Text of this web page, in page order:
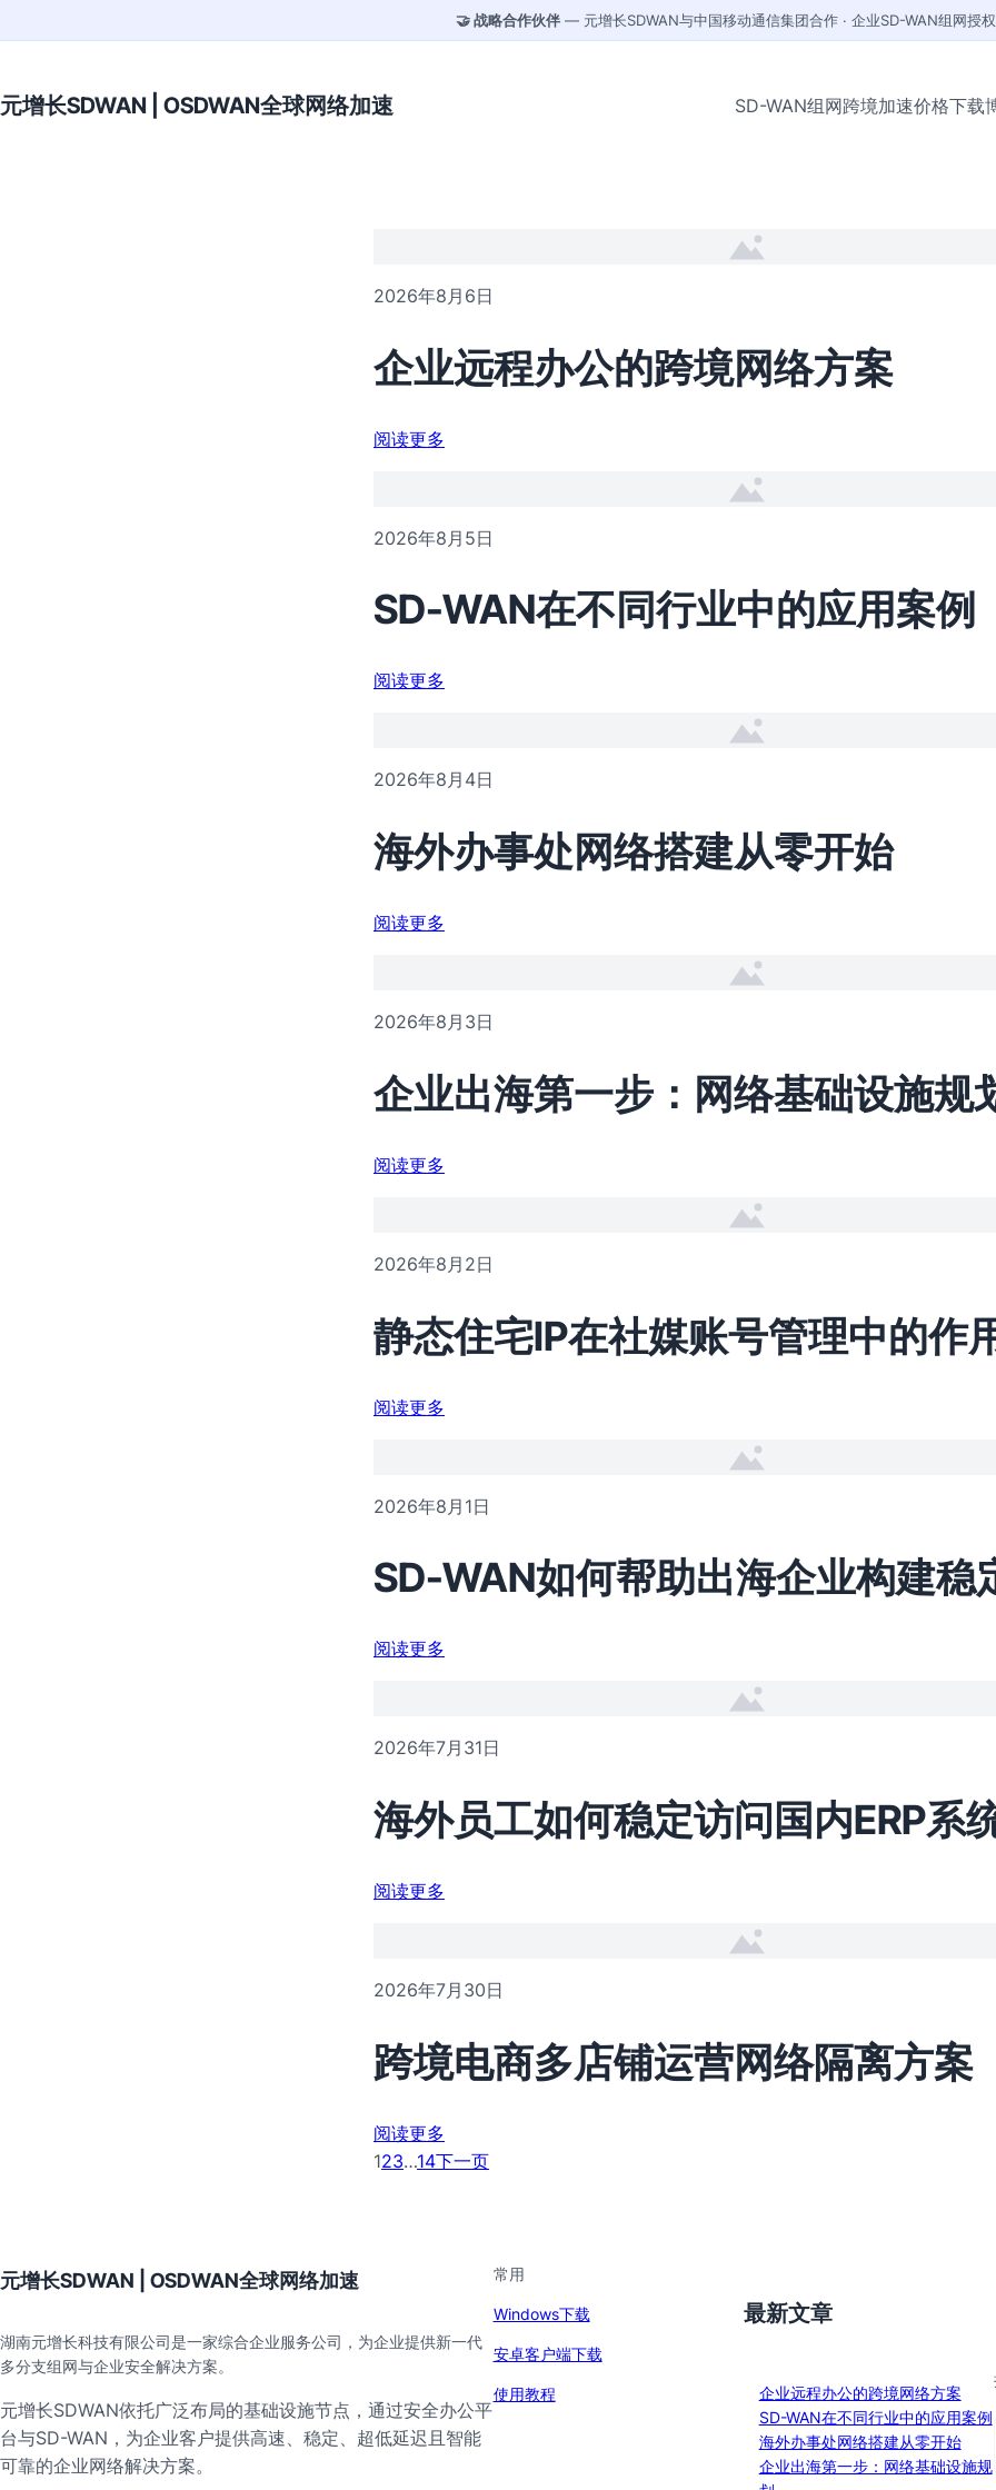
🤝 战略合作伙伴— 元增长SDWAN与中国移动通信集团合作 · 企业SD-WAN组网授
元增长SDWAN | OSDWAN全球网络加速 SD-WAN组网跨境加速价格下载
2026年8月6日
企业远程办公的跨境网络方案
阅读更多
2026年8月5日
SD-WAN在不同行业中的应用案例
阅读更多
2026年8月4日
海外办事处网络搭建从零开始
阅读更多
2026年8月3日
企业出海第一步：网络基础设施规
阅读更多
2026年8月2日
静态住宅IP在社媒账号管理中的作
阅读更多
2026年8月1日
SD-WAN如何帮助出海企业构建稳
阅读更多
2026年7月31日
海外员工如何稳定访问国内ERP系
阅读更多
2026年7月30日
跨境电商多店铺运营网络隔离方案
阅读更多
123…14下一页
元增长SDWAN | OSDWAN全球网络加速
湖南元增长科技有限公司是一家综合企业服务公司，为企业提供新一代
多分支组网与企业安全解决方案。
元增长SDWAN依托广泛布局的基础设施节点，通过安全办公平
台与SD-WAN，为企业客户提供高速、稳定、超低延迟且智能
可靠的企业网络解决方案。
常用
Windows下载
安卓客户端下载
使用教程
最新文章
企业远程办公的跨境网络方案
SD-WAN在不同行业中的应用案例
海外办事处网络搭建从零开始
企业出海第一步：网络基础设施规